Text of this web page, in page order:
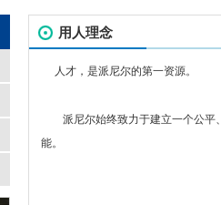
用人理念
人才，是派尼尔的第一资源。
派尼尔始终致力于建立一个公平、
能。